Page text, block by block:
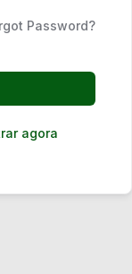
Password?
agora